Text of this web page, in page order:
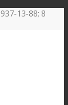
13-88; 8